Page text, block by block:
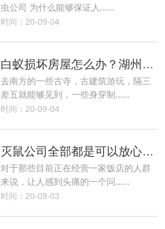
虫公司 为什么能够保证人......
时间：20-09-04
白蚁损坏房屋怎么办？湖州英朗灭虫公司解您忧
去南方的一些古寺，古建筑游玩，隔三
差五就能够见到，一些身穿制......
时间：20-09-04
灭鼠公司全部都是可以放心的吗？
对于那些目前正在经营一家饭店的人群
来说，让人感到头痛的一个问......
时间：20-09-03